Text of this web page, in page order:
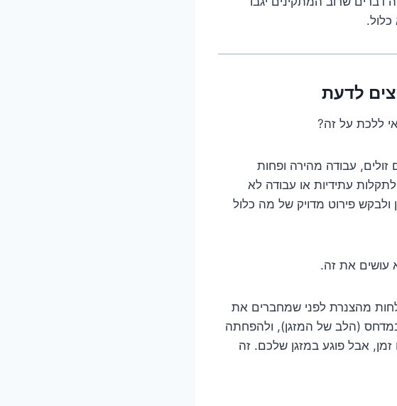
כלול.
לדעת
ללכת על זה?
זולים, עבודה מהירה ופחות
עתידיות או עבודה לא
פירוט מדויק של מה כלול
עושים את זה.
מהצנרת לפני שמחברים את
במדחס (הלב של המזגן), ולהפחתה
אבל פוגע במזגן שלכם. זה